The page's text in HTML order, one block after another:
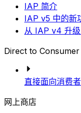
IAP 简介
IAP v5 中的新
从 IAP v4 升
Direct to Consumer
直接面向消费
网上商店